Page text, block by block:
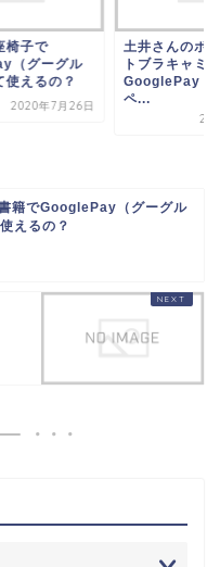
ーグル
の？
年7月26日
土井さんのボディサ
トブラキャミで
GooglePay（グー
ペ...
2020年12
籍でGooglePay（グーグル
えるの？